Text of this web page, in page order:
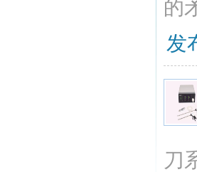
的
发
刀